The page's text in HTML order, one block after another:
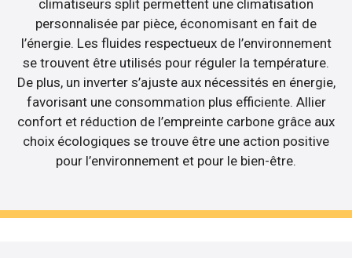
climatiseurs split permettent une climatisation
personnalisée par pièce, économisant en fait de
l’énergie. Les fluides respectueux de l’environnement
se trouvent être utilisés pour réguler la température.
De plus, un inverter s’ajuste aux nécessités en énergie,
favorisant une consommation plus efficiente. Allier
confort et réduction de l’empreinte carbone grâce aux
choix écologiques se trouve être une action positive
pour l’environnement et pour le bien-être.